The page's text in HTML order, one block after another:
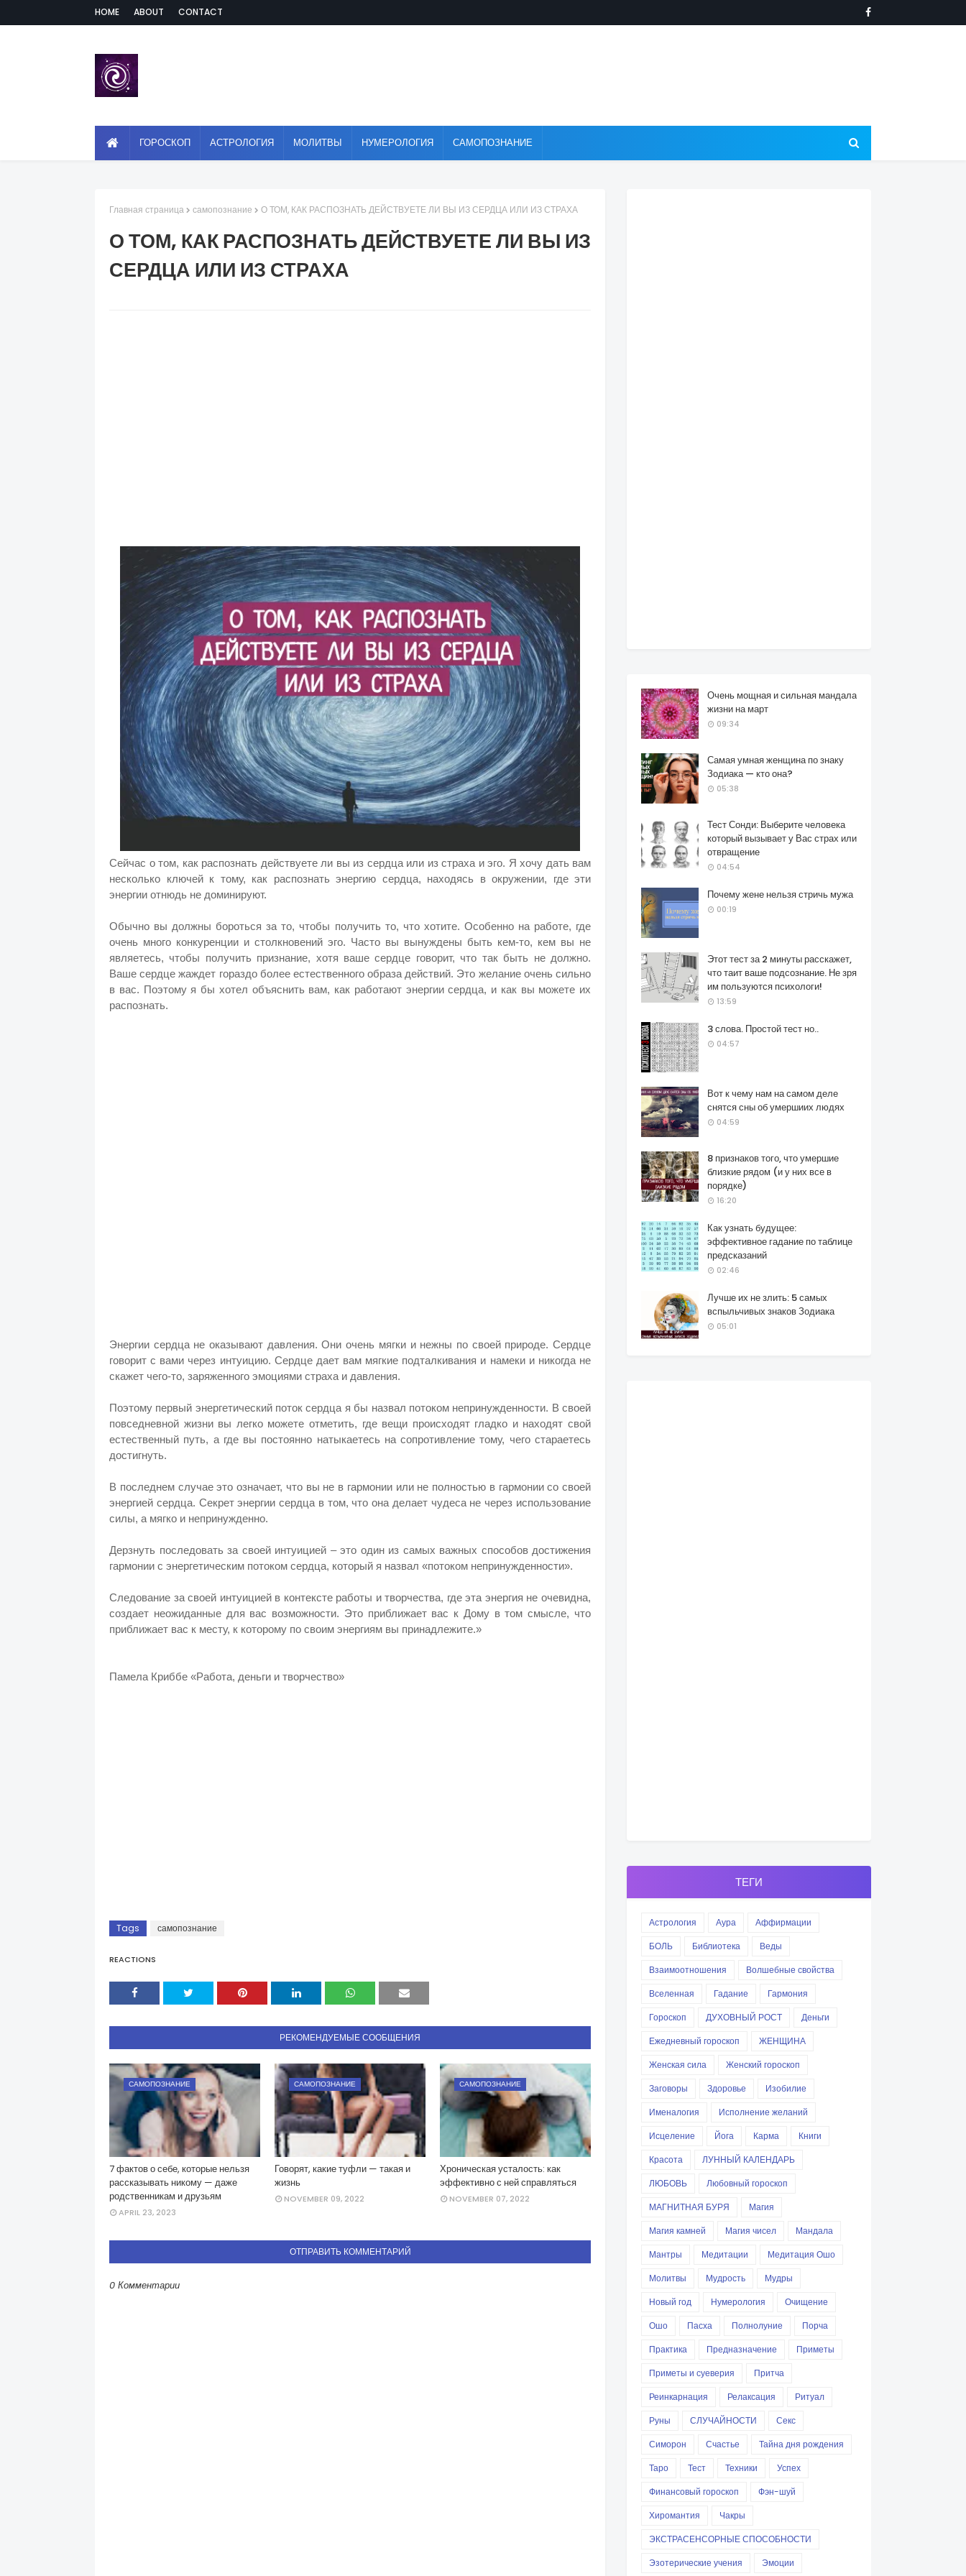
HOME ABOUT CONTACT
ГОРОСКОП АСТРОЛОГИЯ МОЛИТВЫ НУМЕРОЛОГИЯ САМОПОЗНАНИЕ
Главная страница самопознание О ТОМ, КАК РАСПОЗНАТЬ ДЕЙСТВУЕТЕ ЛИ ВЫ ИЗ СЕРДЦА ИЛИ ИЗ СТРАХА
О ТОМ, КАК РАСПОЗНАТЬ ДЕЙСТВУЕТЕ ЛИ ВЫ ИЗ
СЕРДЦА ИЛИ ИЗ СТРАХА
Сейчас о том, как распознать действуете ли вы из сердца или из страха и эго. Я хочу дать вам
несколько ключей к тому, как распознать энергию сердца, находясь в окружении, где эти
энергии отнюдь не доминируют.
Обычно вы должны бороться за то, чтобы получить то, что хотите. Особенно на работе, где
очень много конкуренции и столкновений эго. Часто вы вынуждены быть кем-то, кем вы не
являетесь, чтобы получить признание, хотя ваше сердце говорит, что так быть не должно.
Ваше сердце жаждет гораздо более естественного образа действий. Это желание очень сильно
в вас. Поэтому я бы хотел объяснить вам, как работают энергии сердца, и как вы можете их
распознать.
Энергии сердца не оказывают давления. Они очень мягки и нежны по своей природе. Сердце
говорит с вами через интуицию. Сердце дает вам мягкие подталкивания и намеки и никогда не
скажет чего-то, заряженного эмоциями страха и давления.
Поэтому первый энергетический поток сердца я бы назвал потоком непринужденности. В своей
повседневной жизни вы легко можете отметить, где вещи происходят гладко и находят свой
естественный путь, а где вы постоянно натыкаетесь на сопротивление тому, чего стараетесь
достигнуть.
В последнем случае это означает, что вы не в гармонии или не полностью в гармонии со своей
энергией сердца. Секрет энергии сердца в том, что она делает чудеса не через использование
силы, а мягко и непринужденно.
Дерзнуть последовать за своей интуицией – это один из самых важных способов достижения
гармонии с энергетическим потоком сердца, который я назвал «потоком непринужденности».
Следование за своей интуицией в контексте работы и творчества, где эта энергия не очевидна,
создает неожиданные для вас возможности. Это приближает вас к Дому в том смысле, что
приближает вас к месту, к которому по своим энергиям вы принадлежите.»
Памела Криббе «Работа, деньги и творчество»
Tags самопознание
REACTIONS
РЕКОМЕНДУЕМЫЕ СООБЩЕНИЯ
САМОПОЗНАНИЕ
7 фактов о себе, которые нельзя
рассказывать никому — даже
родственникам и друзьям
APRIL 23, 2023
САМОПОЗНАНИЕ
Говорят, какие туфли — такая и
жизнь
NOVEMBER 09, 2022
САМОПОЗНАНИЕ
Хроническая усталость: как
эффективно с ней справляться
NOVEMBER 07, 2022
ОТПРАВИТЬ КОММЕНТАРИЙ
0 Комментарии
Очень мощная и сильная мандала
жизни на март
09:34
Самая умная женщина по знаку
Зодиака — кто она?
05:38
Тест Сонди: Выберите человека
который вызывает у Вас страх или
отвращение
04:54
Почему жене нельзя стричь мужа
00:19
Этот тест за 2 минуты расскажет,
что таит ваше подсознание. Не зря
им пользуются психологи!
13:59
3 слова. Простой тест но..
04:57
Вот к чему нам на самом деле
снятся сны об умершиих людях
04:59
8 признаков того, что умершие
близкие рядом (и у них все в
порядке)
16:20
Как узнать будущее:
эффективное гадание по таблице
предсказаний
02:46
Лучше их не злить: 5 самых
вспыльчивых знаков Зодиака
05:01
ТЕГИ
Астрология Аура
Аффирмации
БОЛЬ
Библиотека
Веды
Взаимоотношения
Волшебные свойства
Вселенная
Гадание
Гармония
Гороскоп
ДУХОВНЫЙ РОСТ
Деньги
Ежедневный гороскоп
ЖЕНЩИНА
Женская сила
Женский гороскоп
Заговоры
Здоровье
Изобилие
Именалогия
Исполнение желаний
Исцеление
Йога Карма
Книги
Красота
ЛУННЫЙ КАЛЕНДАРЬ
ЛЮБОВЬ
Любовный гороскоп
МАГНИТНАЯ БУРЯ
Магия
Магия камней
Магия чисел
Мандала
Мантры
Медитации
Медитация Ошо
Молитвы
Мудрость
Мудры
Новый год
Нумерология
Очищение
Ошо
Пасха Полнолуние
Порча
Практика
Предназначение
Приметы
Приметы и суеверия
Притча
Реинкарнация
Релаксация
Ритуал
Руны
СЛУЧАЙНОСТИ
Секс
Симорон
Счастье
Тайна дня рождения
Таро
Тест Техники
Успех
Финансовый гороскоп
Фэн-шуй
Хиромантия
Чакры
ЭКСТРАСЕНСОРНЫЕ СПОСОБНОСТИ
Эзотерические учения
Эмоции